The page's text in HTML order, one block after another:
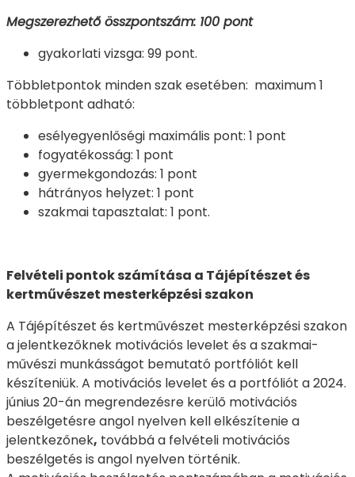
Megszerezhető összpontszám: 100 pont
gyakorlati vizsga: 99 pont.
Többletpontok minden szak esetében: maximum 1
többletpont adható:
esélyegyenlőségi maximális pont: 1 pont
fogyatékosság: 1 pont
gyermekgondozás: 1 pont
hátrányos helyzet: 1 pont
szakmai tapasztalat: 1 pont.
Felvételi pontok számítása a Tájépítészet és
kertművészet mesterképzési szakon
A Tájépítészet és kertművészet mesterképzési szakon
a jelentkezőknek motivációs levelet és a szakmai-
művészi munkásságot bemutató portfóliót kell
készíteniük. A motivációs levelet és a portfóliót a 2024.
június 20-án megrendezésre kerülő motivációs
beszélgetésre angol nyelven kell elkészítenie a
jelentkezőnek, továbbá a felvételi motivációs
beszélgetés is angol nyelven történik.